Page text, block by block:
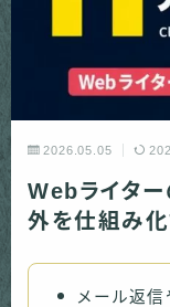
2026.05.05
Webライタ
外を仕組み化
メール返